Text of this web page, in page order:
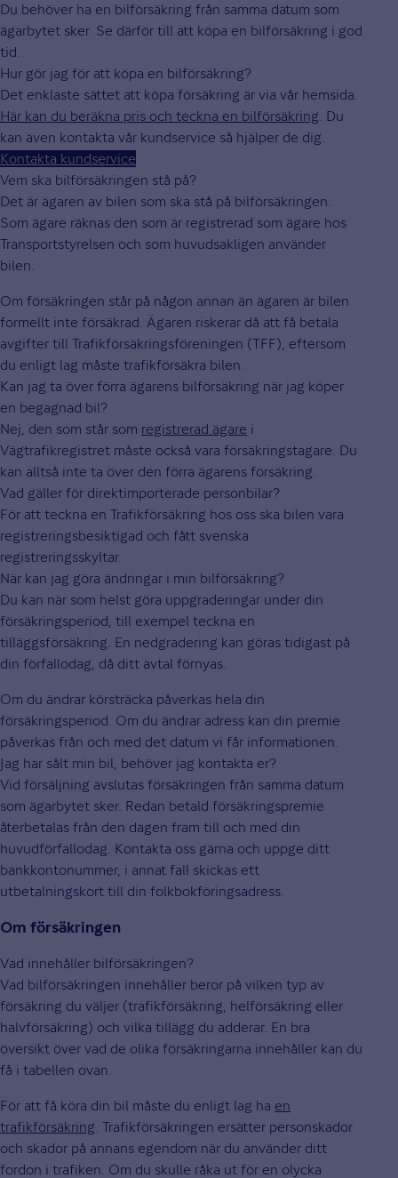
Du behöver ha en bilförsäkring från samma datum som
ägarbytet sker. Se därför till att köpa en bilförsäkring i god
tid.
Hur gör jag för att köpa en bilförsäkring?
Det enklaste sättet att köpa försäkring är via vår hemsida.
Här kan du beräkna pris och teckna en bilförsäkring. Du
kan även kontakta vår kundservice så hjälper de dig.
Kontakta kundservice
Vem ska bilförsäkringen stå på?
Det är ägaren av bilen som ska stå på bilförsäkringen.
Som ägare räknas den som är registrerad som ägare hos
Transportstyrelsen och som huvudsakligen använder
bilen.
Om försäkringen står på någon annan än ägaren är bilen
formellt inte försäkrad. Ägaren riskerar då att få betala
avgifter till Trafikförsäkringsföreningen (TFF), eftersom
du enligt lag måste trafikförsäkra bilen.
Kan jag ta över förra ägarens bilförsäkring när jag köper
en begagnad bil?
Nej, den som står som registrerad ägare i
Vägtrafikregistret måste också vara försäkringstagare. Du
kan alltså inte ta över den förra ägarens försäkring.
Vad gäller för direktimporterade personbilar?
För att teckna en Trafikförsäkring hos oss ska bilen vara
registreringsbesiktigad och fått svenska
registreringsskyltar.
När kan jag göra ändringar i min bilförsäkring?
Du kan när som helst göra uppgraderingar under din
försäkringsperiod, till exempel teckna en
tilläggsförsäkring. En nedgradering kan göras tidigast på
din förfallodag, då ditt avtal förnyas.
Om du ändrar körsträcka påverkas hela din
försäkringsperiod. Om du ändrar adress kan din premie
påverkas från och med det datum vi får informationen.
Jag har sålt min bil, behöver jag kontakta er?
Vid försäljning avslutas försäkringen från samma datum
som ägarbytet sker. Redan betald försäkringspremie
återbetalas från den dagen fram till och med din
huvudförfallodag. Kontakta oss gärna och uppge ditt
bankkontonummer, i annat fall skickas ett
utbetalningskort till din folkbokföringsadress.
Om försäkringen
Vad innehåller bilförsäkringen?
Vad bilförsäkringen innehåller beror på vilken typ av
försäkring du väljer (trafikförsäkring, helförsäkring eller
halvförsäkring) och vilka tillägg du adderar. En bra
översikt över vad de olika försäkringarna innehåller kan du
få i tabellen ovan.
För att få köra din bil måste du enligt lag ha en
trafikförsäkring. Trafikförsäkringen ersätter personskador
och skador på annans egendom när du använder ditt
fordon i trafiken. Om du skulle råka ut för en olycka